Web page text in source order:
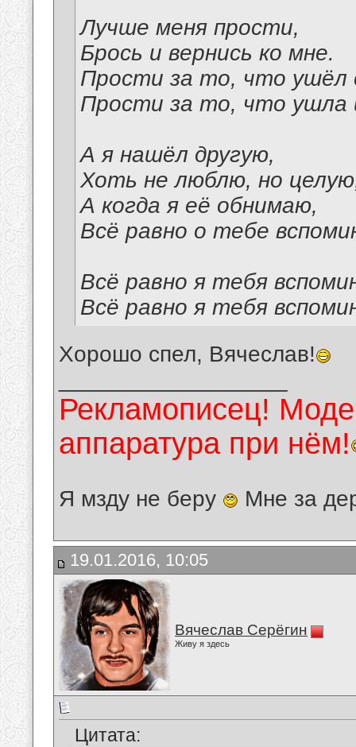
Лучше меня прости,
Брось и вернись ко мне.
Прости за то, что ушёл
Прости за то, что
А я нашёл другую,
Хоть не люблю, но
А когда я её обнимаю,
Всё равно о тебе
Всё равно я тебя
Всё равно я тебя
Хорошо спел, Вячеслав!
Рекламописец!
аппаратура при нём!
Я мзду не беру Мне за
19.01.2016, 10:05
Вячеслав Серёгин
Живу я здесь
Цитата: